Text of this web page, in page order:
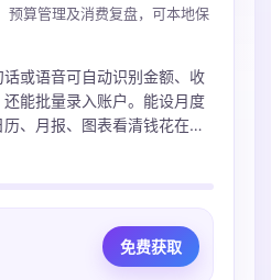
预算管理及消费复盘，可本地保
或语音可自动识别金额、收
能批量录入账户。能设月度
、月报、图表看清钱花在
Excel都支持。
免费获取